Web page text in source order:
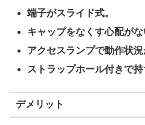
端子がスライド式。
キャップをなくす心配がな
アクセスランプで動作状況
ストラップホール付きで持
デメリット